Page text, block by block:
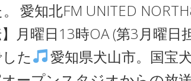
愛知北FM UNITED
月曜日13時OA (第3月曜日
た
愛知県犬山市。国宝